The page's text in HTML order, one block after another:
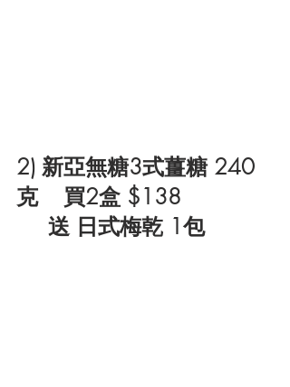
2) 新亞無糖3式薑糖 240
克    買2盒 $138
送 日式梅乾 1包